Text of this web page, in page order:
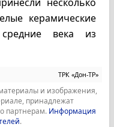
керамические
века из
ТРК «Дон-ТР»
и изображения,
принадлежат
партнерам. Информация
.